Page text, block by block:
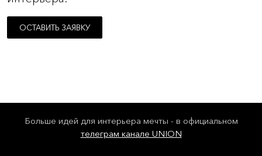
ОСТАВИТЬ ЗАЯВКУ
Больше идей для интерьера мечты - в официальном
телеграм канале UNION